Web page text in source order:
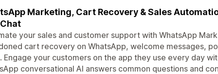
Marketing, Cart Recovery & Sales
your sales and customer support with WhatsApp
cart recovery on WhatsApp, welcome messages,
Engage your customers on the app they use every day
conversational AI answers common questions and